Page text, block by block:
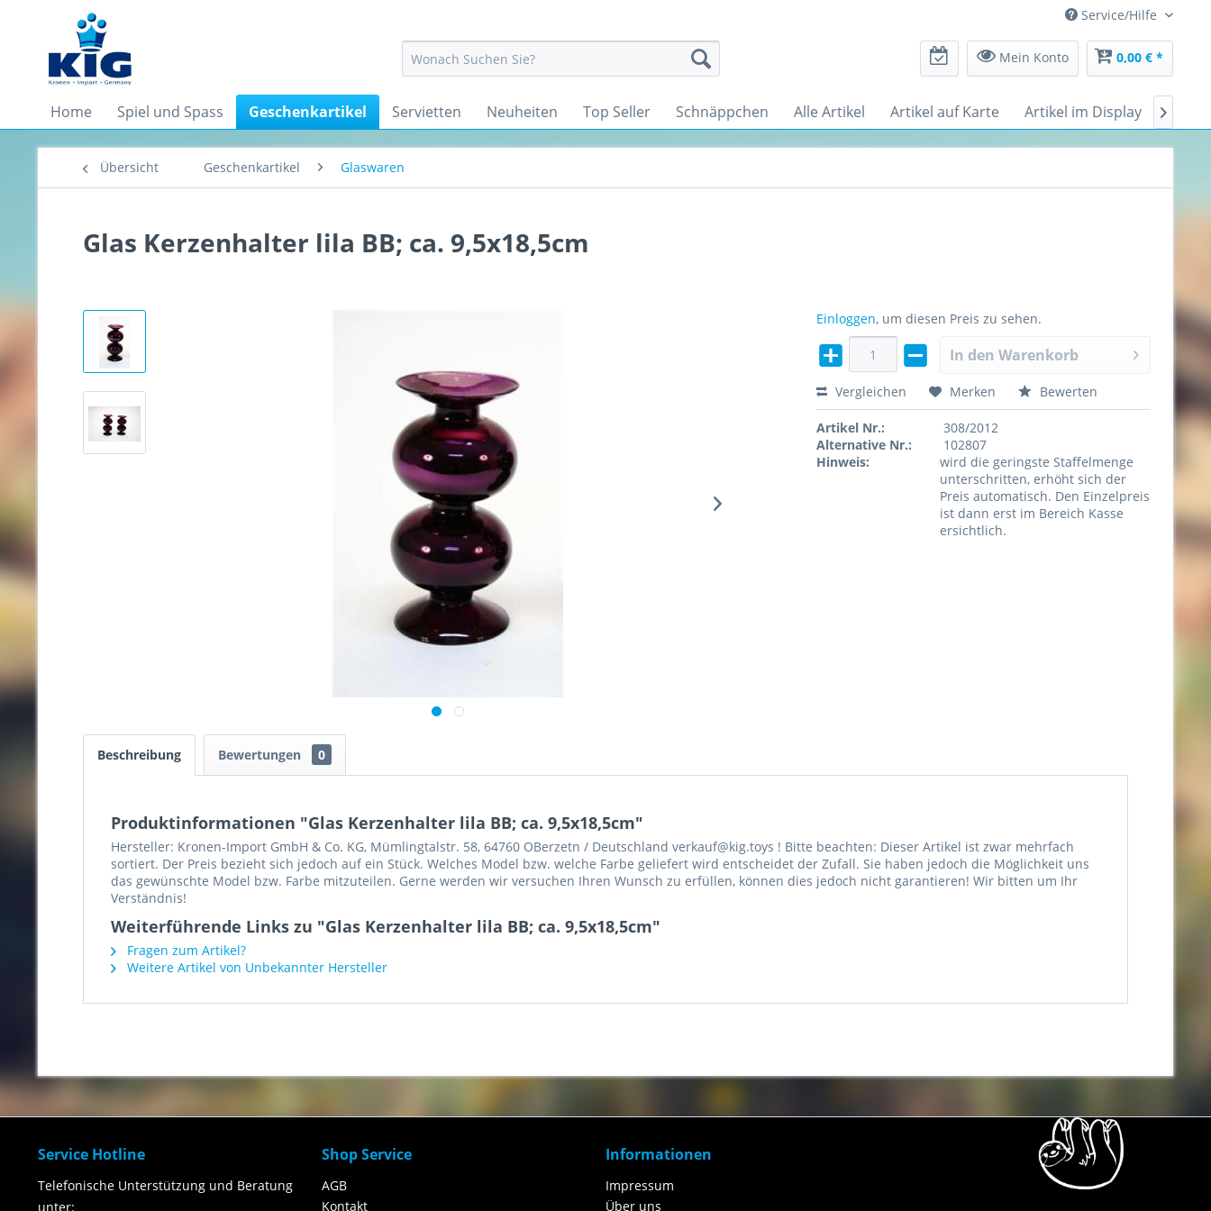
Service/Hilfe
Mein Konto 0,00 € *
Home Spiel und Spass Geschenkartikel Servietten Neuheiten Top Seller Schnäppchen Alle Artikel Artikel auf Karte Artikel im Display 
Übersicht Geschenkartikel Glaswaren
Glas Kerzenhalter lila BB; ca. 9,5x18,5cm
Einloggen, um diesen Preis zu sehen.
In den Warenkorb
Vergleichen Merken Bewerten
Artikel Nr.:
308/2012
Alternative Nr.:
102807
Hinweis:
wird die geringste Staffelmenge
unterschritten, erhöht sich der
Preis automatisch. Den Einzelpreis
ist dann erst im Bereich Kasse
ersichtlich.
Beschreibung Bewertungen 0
Produktinformationen "Glas Kerzenhalter lila BB; ca. 9,5x18,5cm"
Hersteller: Kronen-Import GmbH & Co. KG, Mümlingtalstr. 58, 64760 OBerzetn / Deutschland verkauf@kig.toys ! Bitte beachten: Dieser Artikel ist zwar mehrfach
sortiert. Der Preis bezieht sich jedoch auf ein Stück. Welches Model bzw. welche Farbe geliefert wird entscheidet der Zufall. Sie haben jedoch die Möglichkeit uns
das gewünschte Model bzw. Farbe mitzuteilen. Gerne werden wir versuchen Ihren Wunsch zu erfüllen, können dies jedoch nicht garantieren! Wir bitten um Ihr
Verständnis!
Weiterführende Links zu "Glas Kerzenhalter lila BB; ca. 9,5x18,5cm"
Fragen zum Artikel?
Weitere Artikel von Unbekannter Hersteller
Service Hotline
Telefonische Unterstützung und Beratung
unter:
Shop Service
AGB
Kontakt
Informationen
Impressum
Über uns